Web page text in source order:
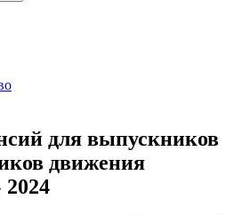
для выпускников
движения